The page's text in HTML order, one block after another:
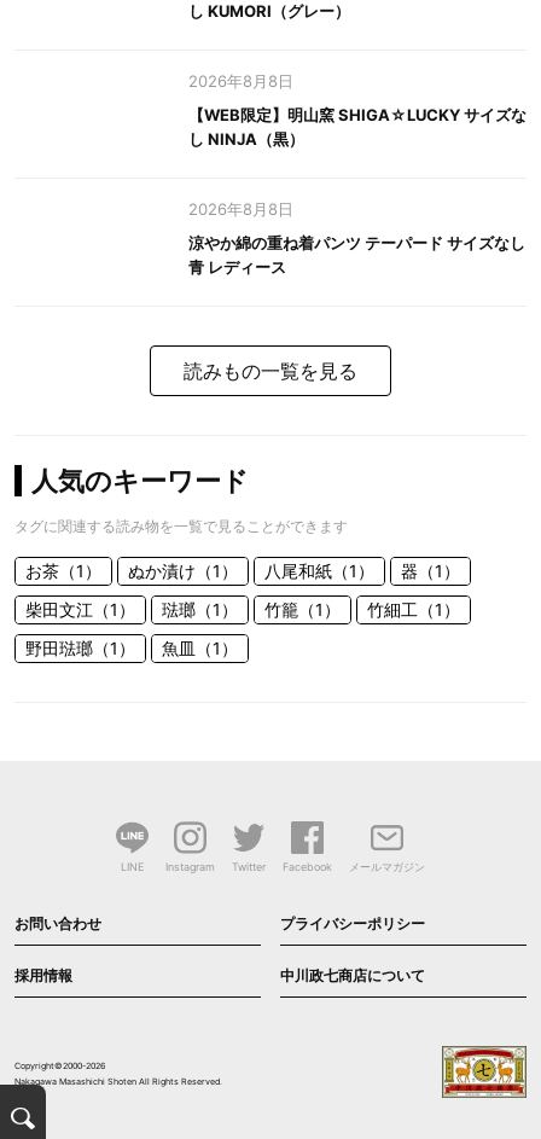
し KUMORI（グレー）
2026年8月8日
【WEB限定】明山窯 SHIGA☆LUCKY サイズな
し NINJA（黒）
2026年8月8日
涼やか綿の重ね着パンツ テーパード サイズなし
青 レディース
読みもの一覧を見る
人気のキーワード
タグに関連する読み物を一覧で見ることができます
お茶（1） ぬか漬け（1） 八尾和紙（1）
器（1）
柴田文江（1）
琺瑯（1） 竹籠（1）
竹細工（1）
野田琺瑯（1）
魚皿（1）
LINE Instagram Twitter Facebook メールマガジン
お問い合わせ プライバシーポリシー
採用情報 中川政七商店について
Copyright©2000-2026
Nakagawa Masashichi Shoten All Rights Reserved.
検